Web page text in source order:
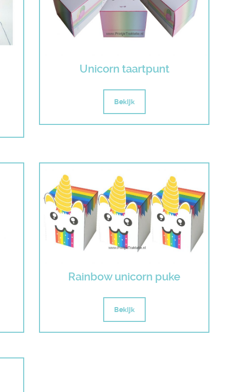
Unicorn taartpunt
Bekijk
Rainbow unicorn puke
Bekijk